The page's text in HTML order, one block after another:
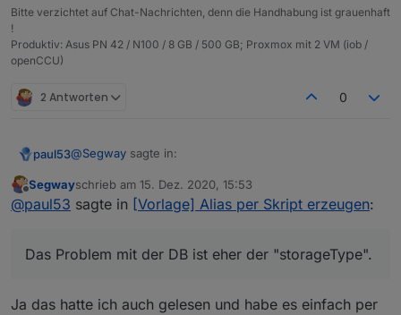
Bitte verzichtet auf Chat-Nachrichten, denn die Handhabung ist grauenhaft
!
Produktiv: Asus PN 42 / N100 / 8 GB / 500 GB; Proxmox mit 2 VM (iob /
openCCU)
2 Antworten 0
paul53@Segway sagte in:
Anscheinend liegt hier ein Fehler vor ?
type = "string" ist zwar falsch, hat aber auf die Reaktion
des Alias keinen Einfluss, wenn man es weiß. Das
was sie an der Stelle lesen.
Offline
Segwayschrieb am 15. Dez. 2020, 15:53
zuletzt editiert von
@paul53 sagte in [Vorlage] Alias per Skript erzeugen:
Das Problem mit der DB ist eher der "storageType".
Ja das hatte ich auch gelesen und habe es einfach per